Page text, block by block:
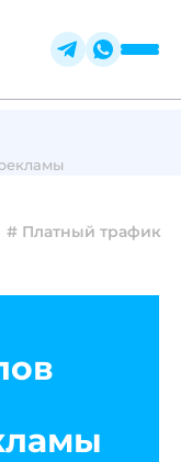
# Платный трафик